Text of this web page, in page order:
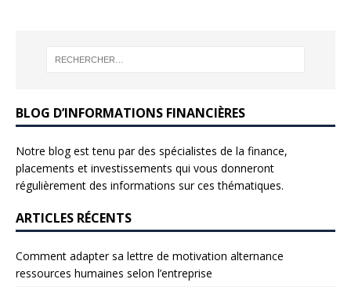
BLOG D’INFORMATIONS FINANCIÈRES
Notre blog est tenu par des spécialistes de la finance,
placements et investissements qui vous donneront
régulièrement des informations sur ces thématiques.
ARTICLES RÉCENTS
Comment adapter sa lettre de motivation alternance
ressources humaines selon l’entreprise